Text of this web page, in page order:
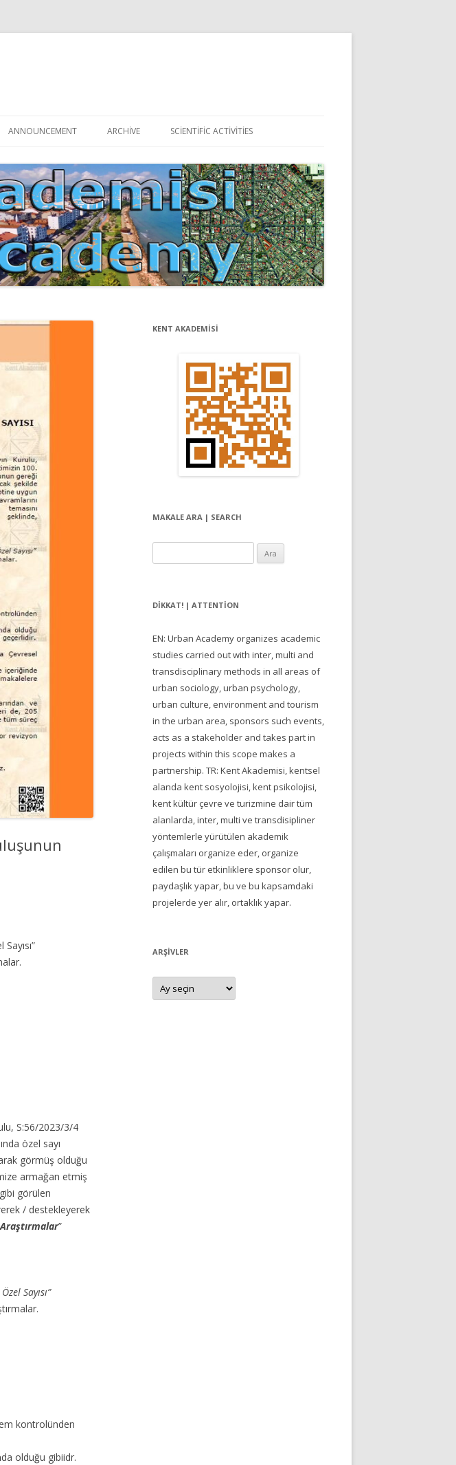
atla
| ETHICAL BOARDS
| DERGI
| USER MAIL
US
GROUP
|
FEE
ANNOUNCEMENT ARCHIVE SCIENTIFIC ACTIVITIES
S:56/2023/3/4
özel sayı
görmüş olduğu
armağan etmiş
görülen
/ destekleyerek
”
Sayısı”
kontrolünden
olduğu gibiidr.
KENT AKADEMİSİ
MAKALE ARA | SEARCH
DIKKAT! | ATTENTION
EN: Urban Academy organizes academic
studies carried out with inter, multi and
transdisciplinary methods in all areas of
urban sociology, urban psychology,
urban culture, environment and tourism
in the urban area, sponsors such events,
acts as a stakeholder and takes part in
projects within this scope makes a
partnership. TR: Kent Akademisi, kentsel
alanda kent sosyolojisi, kent psikolojisi,
kent kültür çevre ve turizmine dair tüm
alanlarda, inter, multi ve transdisipliner
yöntemlerle yürütülen akademik
çalışmaları organize eder, organize
edilen bu tür etkinliklere sponsor olur,
paydaşlık yapar, bu ve bu kapsamdaki
projelerde yer alır, ortaklık yapar.
ARŞIVLER
Arşivler